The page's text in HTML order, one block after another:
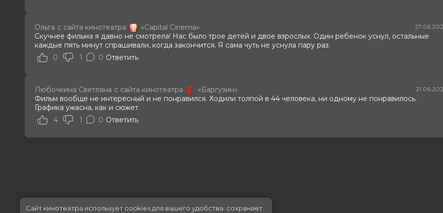
Ольга с сайта кинотеатра «Capital Cinema»
Скучнее фильма я давно не смотрела! Нас было трое детей и двое взрослых. Один ребенок уснул, остальные
каждые пять минут спрашивали, когда закончится. Я сама чуть не уснула пару раз.
0
1 0 Ответить
Любочкина Светлана с сайта кинотеатра «Баргузин»
Фильм вообще не интересный и не понравился. Ходили толпой в 44 человека, ни одному не понравилось.
Графика ужасна, как и сюжет.
4
1 0 Ответить
Сайт кинотеатра использует cookies для вашего удобства: сохраняет